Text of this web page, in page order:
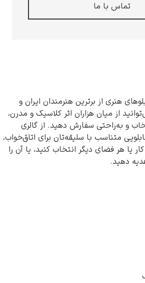
تماس با ما
هنری از برترین هنرمندان ایران و
از میان هزاران اثر کلاسیک و مدرن،
و به‌راحتی سفارش دهید. از گالری
متناسب با سلیقه‌تان برای اتاق‌خواب،
یا هر فضای دیگر انتخاب کنید، یا آن را
دهید.